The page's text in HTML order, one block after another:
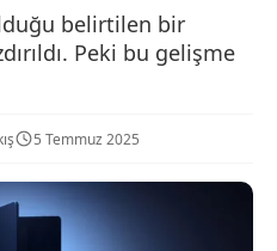
belirtilen bir
Peki bu gelişme
5 Temmuz 2025